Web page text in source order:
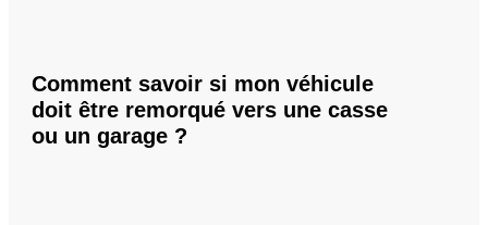
Comment savoir si mon véhicule
doit être remorqué vers une casse
ou un garage ?